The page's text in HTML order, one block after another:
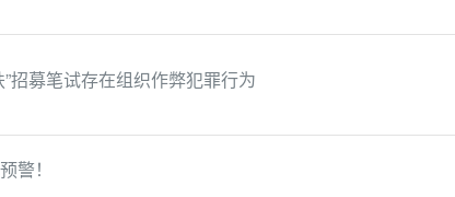
招募笔试存在组织作弊犯罪行为
警！